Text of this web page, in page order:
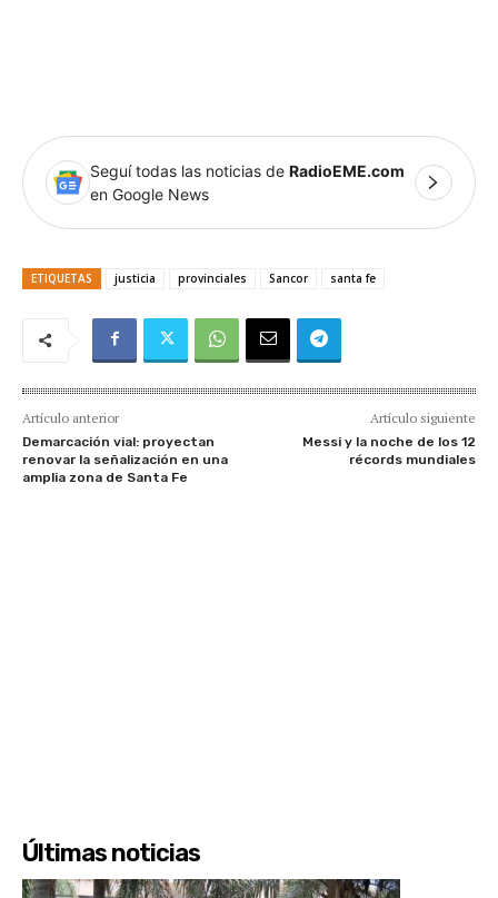
Seguí todas las noticias de RadioEME.com
en Google News
ETIQUETAS justicia provinciales Sancor santa fe
Artículo anterior
Demarcación vial: proyectan
renovar la señalización en una
amplia zona de Santa Fe
Artículo siguiente
Messi y la noche de los 12
récords mundiales
Últimas noticias